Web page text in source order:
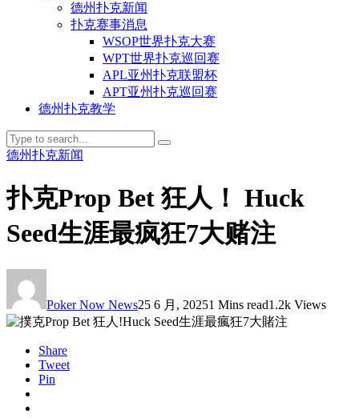
德州扑克新闻
扑克赛事消息
WSOP世界扑克大赛
WPT世界扑克巡回赛
APL亚州扑克联盟杯
APT亚州扑克巡回赛
德州扑克教学
德州扑克新闻
扑克Prop Bet 狂人！ Huck
Seed生涯最疯狂7大赌注
Poker Now News25 6 月, 20251 Mins read1.2k Views
Share
Tweet
Pin